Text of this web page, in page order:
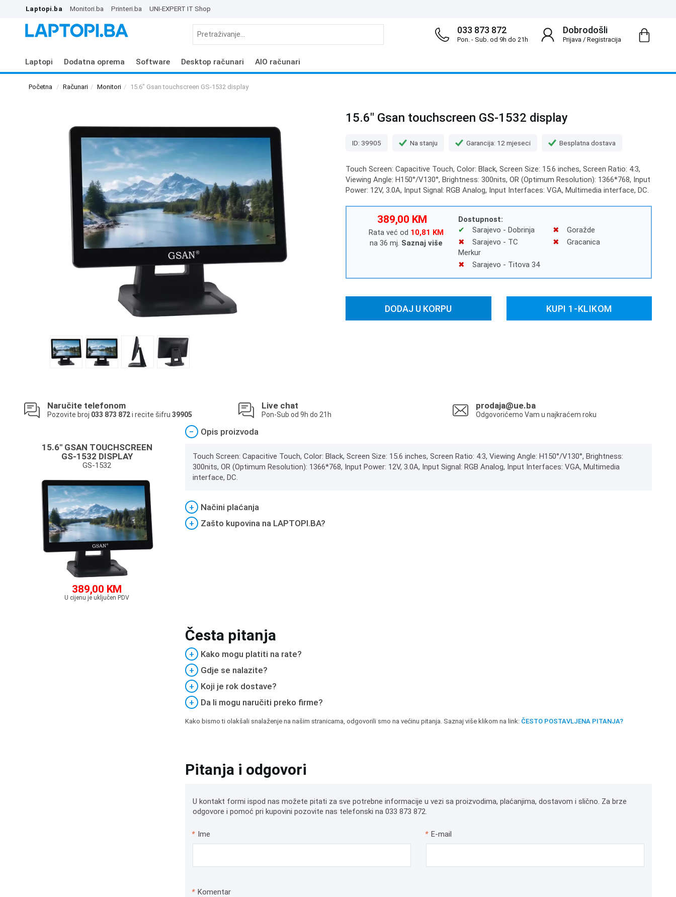
Laptopi.ba Monitori.ba Printeri.ba UNI-EXPERT IT Shop
Dobrodošli
Prijava/ Registracija
033 873 872
Pon. - Sub. od 9h do 21h
Laptopi Dodatna oprema Software Desktop računari AIO računari
Početna Računari Monitori 15.6" Gsan touchscreen GS-1532 display
15.6" Gsan touchscreen GS-1532 display
ID: 39905 Na stanju Garancija: 12 mjeseci Besplatna dostava
Touch Screen: Capacitive Touch, Color: Black, Screen Size: 15.6 inches, Screen Ratio: 4:3,
Viewing Angle: H150°/V130°, Brightness: 300nits, OR (Optimum Resolution): 1366*768, Input
Power: 12V, 3.0A, Input Signal: RGB Analog, Input Interfaces: VGA, Multimedia interface, DC.
389,00 KM
Rata već od 10,81 KM
na 36 mj. Saznaj više
Dostupnost:
Sarajevo - Dobrinja
Sarajevo - TC
Merkur
Sarajevo - Titova 34
Goražde
Gracanica
DODAJ U KORPU KUPI 1-KLIKOM
Naručite telefonom
Pozovite broj 033 873 872i recite šifru 39905
Live chat
Pon-Sub od 9h do 21h
prodaja@ue.ba
Odgovorićemo Vam u najkraćem roku
15.6" GSAN TOUCHSCREEN
GS-1532 DISPLAY
GS-1532
389,00 KM
U cijenu je uključen PDV
− Opis proizvoda
Touch Screen: Capacitive Touch, Color: Black, Screen Size: 15.6 inches, Screen Ratio: 4:3, Viewing Angle: H150°/V130°, Brightness:
300nits, OR (Optimum Resolution): 1366*768, Input Power: 12V, 3.0A, Input Signal: RGB Analog, Input Interfaces: VGA, Multimedia
interface, DC.
+
Načini plaćanja
+
Zašto kupovina na LAPTOPI.BA?
Česta pitanja
+
Kako mogu platiti na rate?
+
Gdje se nalazite?
+
Koji je rok dostave?
+
Da li mogu naručiti preko firme?
Kako bismo ti olakšali snalaženje na našim stranicama, odgovorili smo na većinu pitanja. Saznaj više klikom na link: ČESTO POSTAVLJENA PITANJA?
Pitanja i odgovori
U kontakt formi ispod nas možete pitati za sve potrebne informacije u vezi sa proizvodima, plaćanjima, dostavom i slično. Za brze
odgovore i pomoć pri kupovini pozovite nas telefonski na 033 873 872.
* Ime * E-mail
* Komentar